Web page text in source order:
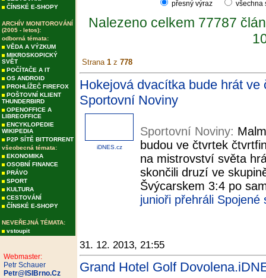
ČÍNSKÉ E-SHOPY
ARCHÍV MONITOROVÁNÍ
(2005 - letos):
odborná témata:
VĚDA A VÝZKUM
MIKROSKOPICKÝ
SVĚT
POČÍTAČE A IT
OS ANDROID
PROHLÍŽEČ FIREFOX
POŠTOVNÍ KLIENT
THUNDERBIRD
OPENOFFICE A
LIBREOFFICE
ENCYKLOPEDIE
WIKIPEDIA
P2P SÍTĚ BITTORRENT
všeobecná témata:
EKONOMIKA
OSOBNÍ FINANCE
PRÁVO
SPORT
KULTURA
CESTOVÁNÍ
ČÍNSKÉ E-SHOPY
NEVEŘEJNÁ TÉMATA:
vstoupit
Webmaster:
Petr Schauer
Petr@ISIBrno.Cz
přesný výraz
Nalezeno celkem 77787
Strana 1 z 778
Hokejová dvacítka bude hrát
Sportovní Noviny
iDNES.cz
Sportovní Noviny:
budou ve čtvrtek
na mistrovství světa
skončili druzí ve
Švýcarskem 3:4 po
junioři přehráli
31. 12. 2013, 21:55
Grand Hotel Golf